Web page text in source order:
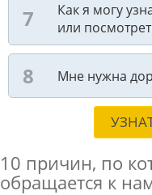
Как я могу
или
Мне нужна
10 причин, по
обращается к